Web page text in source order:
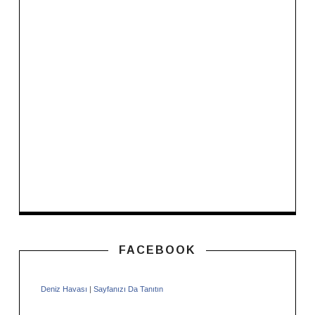
FACEBOOK
Deniz Havası | Sayfanızı Da Tanıtın